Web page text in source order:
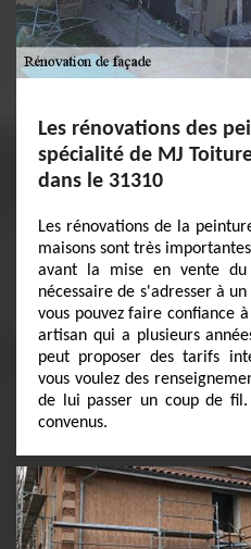
Les rénovations des
spécialité de MJ
dans le 31310
Les rénovations de la
maisons sont très
avant la mise en vente
nécessaire de s'adresser à
vous pouvez faire confiance
artisan qui a plusieurs
peut proposer des tarifs
vous voulez des
de lui passer un coup de
convenus.